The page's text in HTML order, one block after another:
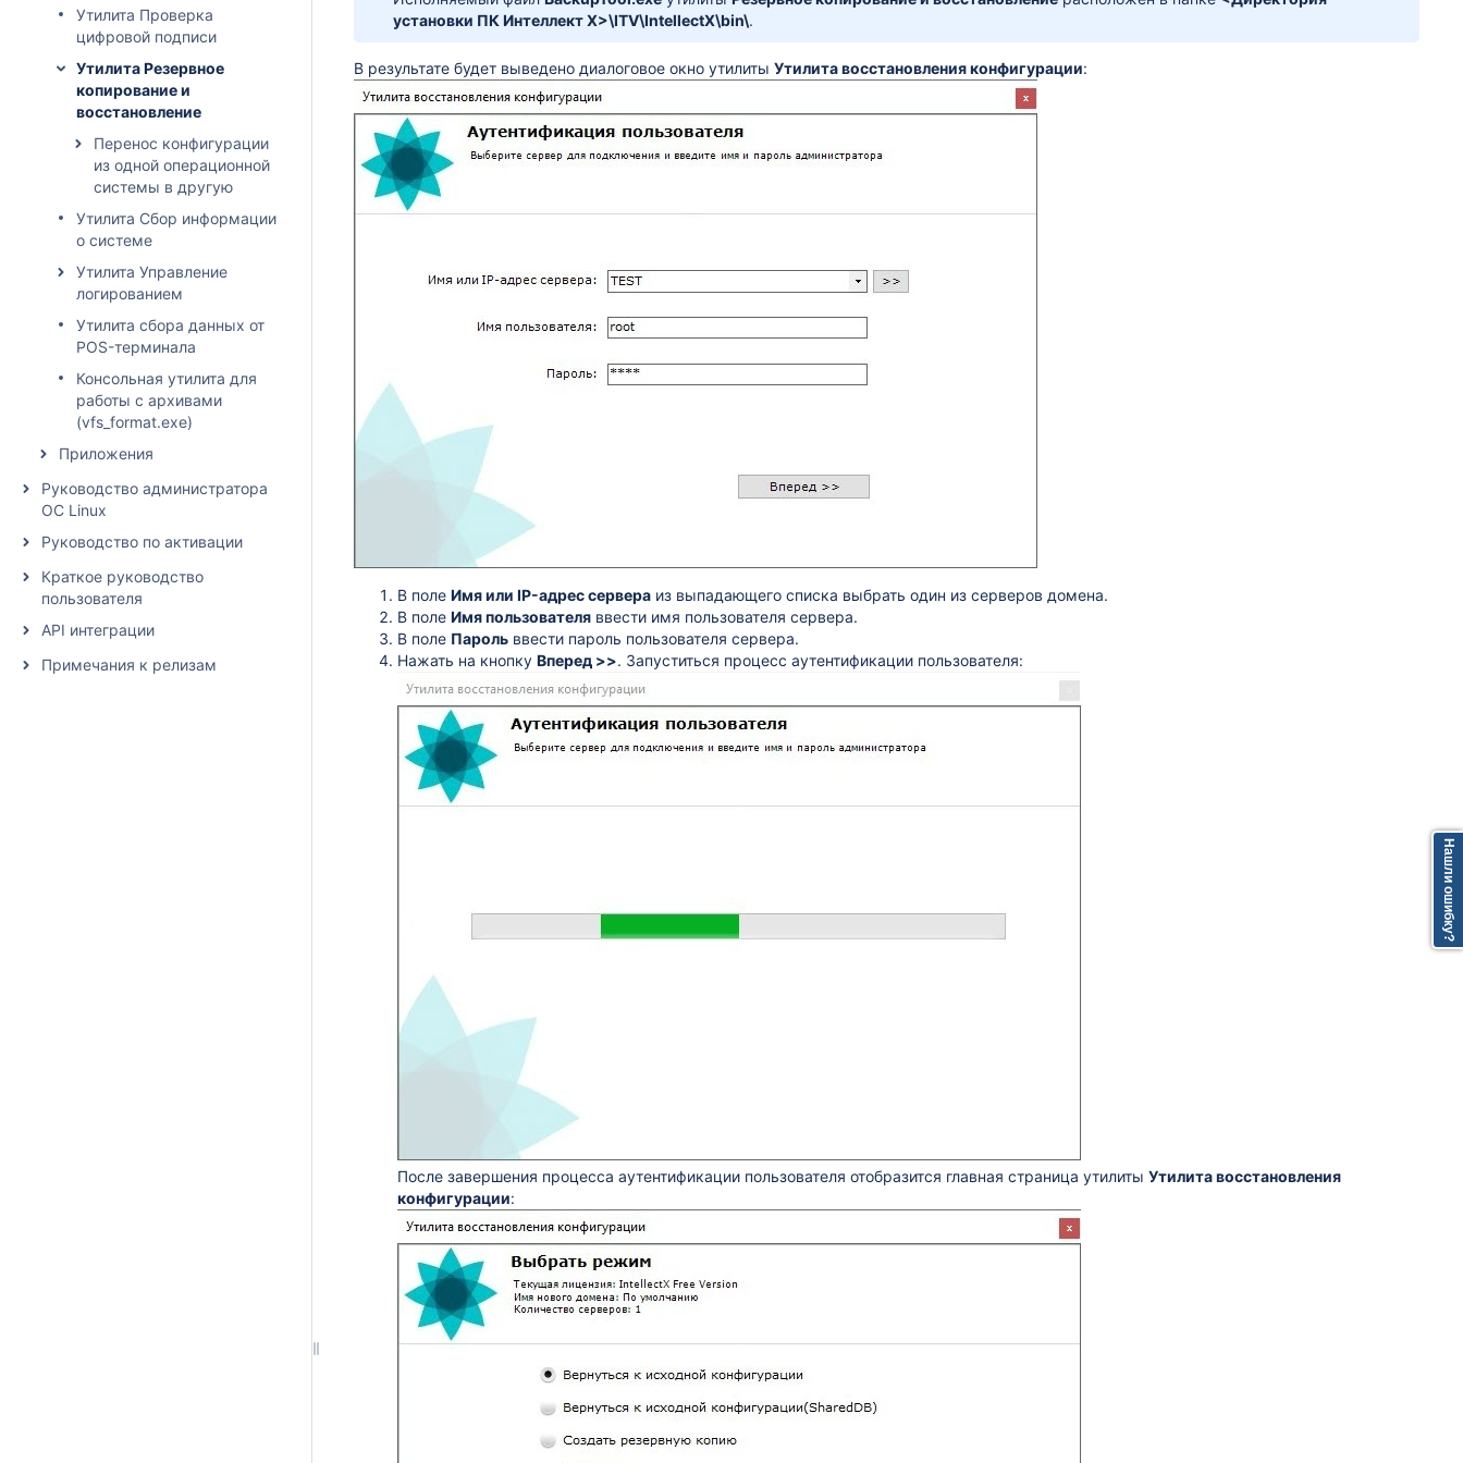
Утилита Проверка
цифровой подписи
Утилита Резервное
копирование и
восстановление
Перенос конфигурации
из одной операционной
системы в другую
Утилита Сбор информации
о системе
Утилита Управление
логированием
Утилита сбора данных от
POS-терминала
Консольная утилита для
работы с архивами
(vfs_format.exe)
Приложения
Руководство администратора
ОС Linux
Руководство по активации
Краткое руководство
пользователя
API интеграции
Примечания к релизам
установки ПК Интеллект X>\ITV\IntellectX\bin\.
В результате будет выведено диалоговое окно утилиты Утилита восстановления конфигурации:
В поле Имя или IP-адрес сервера из выпадающего списка выбрать один из серверов домена.
В поле Имя пользователя ввести имя пользователя сервера.
В поле Пароль ввести пароль пользователя сервера.
Нажать на кнопку Вперед >>. Запуститься процесс аутентификации пользователя:
После завершения процесса аутентификации пользователя отобразится главная страница утилиты Утилита восстановления
конфигурации:
Нашли ошибку?